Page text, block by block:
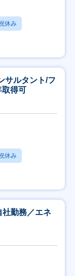
休み
サルタント/フ
取得可
休み
社勤務／エネ